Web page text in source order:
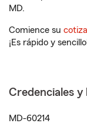
MD.
Comience su
¡Es rápido y
Credenciales y
MD-60214